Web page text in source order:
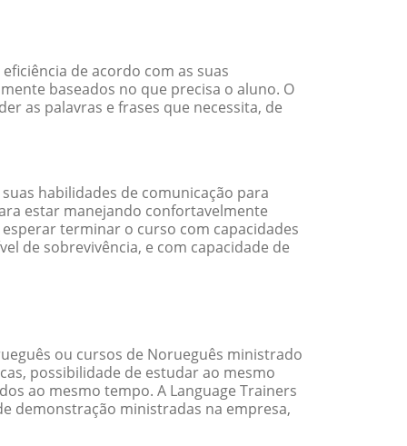
de acordo com as suas
baseados no que precisa o aluno. O
as palavras e frases que necessita, de
habilidades de comunicação para
estar manejando confortavelmente
terminar o curso com capacidades
de sobrevivência, e com capacidade de
ou cursos de Norueguês ministrado
possibilidade de estudar ao mesmo
ao mesmo tempo. A Language Trainers
demonstração ministradas na empresa,